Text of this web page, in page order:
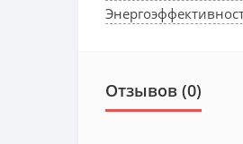
Отзывов (0)